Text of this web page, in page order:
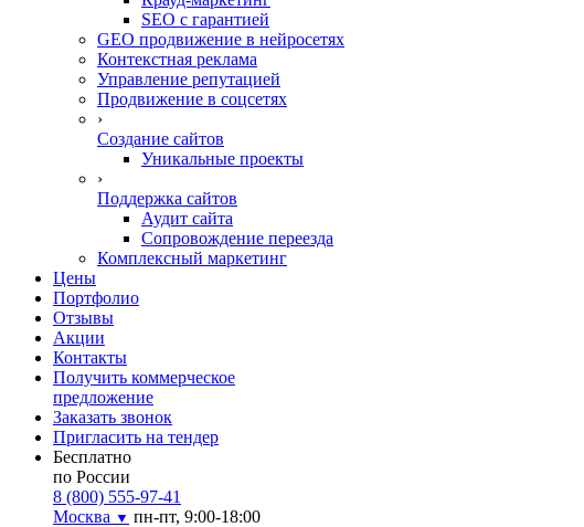
SEO с гарантией
GEO продвижение в нейросетях
Контекстная реклама
Управление репутацией
Продвижение в соцсетях
›
Создание сайтов
Уникальные проекты
›
Поддержка сайтов
Аудит сайта
Сопровождение переезда
Комплексный маркетинг
Цены
Портфолио
Отзывы
Акции
Контакты
Получить коммерческое
предложение
Заказать звонок
Пригласить на тендер
Бесплатно
по России
8 (800) 555-97-41
Москва ▼ пн-пт, 9:00-18:00